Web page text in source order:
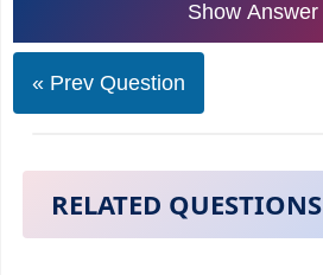
Show Answer
« Prev Question
RELATED QUESTIONS